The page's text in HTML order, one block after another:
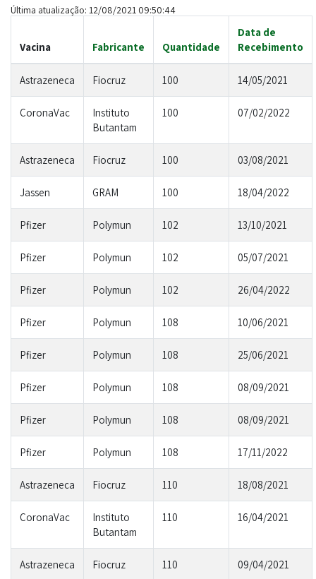
Última atualização: 12/08/2021 09:50:44
Vacina Fabricante Quantidade
Data de
Recebimento
Astrazeneca Fiocruz 100 14/05/2021
CoronaVac
Instituto
Butantam
100 07/02/2022
Astrazeneca Fiocruz 100 03/08/2021
Jassen GRAM 100 18/04/2022
Pfizer Polymun 102 13/10/2021
Pfizer Polymun 102 05/07/2021
Pfizer Polymun 102 26/04/2022
Pfizer Polymun 108 10/06/2021
Pfizer Polymun 108 25/06/2021
Pfizer Polymun 108 08/09/2021
Pfizer Polymun 108 08/09/2021
Pfizer Polymun 108 17/11/2022
Astrazeneca Fiocruz 110 18/08/2021
CoronaVac
Instituto
Butantam
110 16/04/2021
Astrazeneca Fiocruz 110 09/04/2021